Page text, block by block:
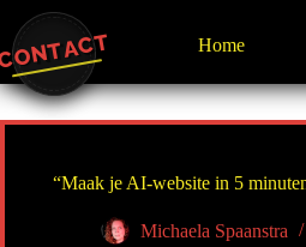
naar
de
inhoud
Home
“Maak je AI-website in 5
Michaela Spaanstra